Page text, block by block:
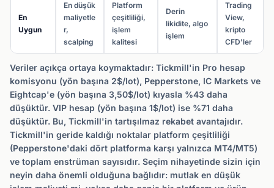
En
Uygun
En düşük
maliyetle
r,
scalping
Platform
çeşitliliği,
işlem
kalitesi
Derin
likidite, algo
işlem
Trading
View,
kripto
CFD'ler
Veriler açıkça ortaya koymaktadır: Tickmill'in Pro hesap
komisyonu (yön başına 2$/lot), Pepperstone, IC Markets ve
Eightcap'e (yön başına 3,50$/lot) kıyasla %43 daha
düşüktür. VIP hesap (yön başına 1$/lot) ise %71 daha
düşüktür. Bu, Tickmill'in tartışılmaz rekabet avantajıdır.
Tickmill'in geride kaldığı noktalar platform çeşitliliği
(Pepperstone'daki dört platforma karşı yalnızca MT4/MT5)
ve toplam enstrüman sayısıdır. Seçim nihayetinde sizin için
neyin daha önemli olduğuna bağlıdır: mutlak en düşük